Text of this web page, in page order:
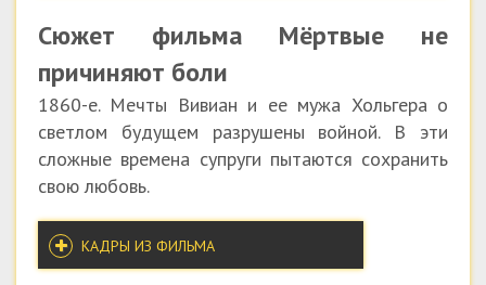
Сюжет фильма Мёртвые не
причиняют боли
1860-е. Мечты Вивиан и ее мужа Хольгера о
светлом будущем разрушены войной. В эти
сложные времена супруги пытаются сохранить
свою любовь.
КАДРЫ ИЗ ФИЛЬМА